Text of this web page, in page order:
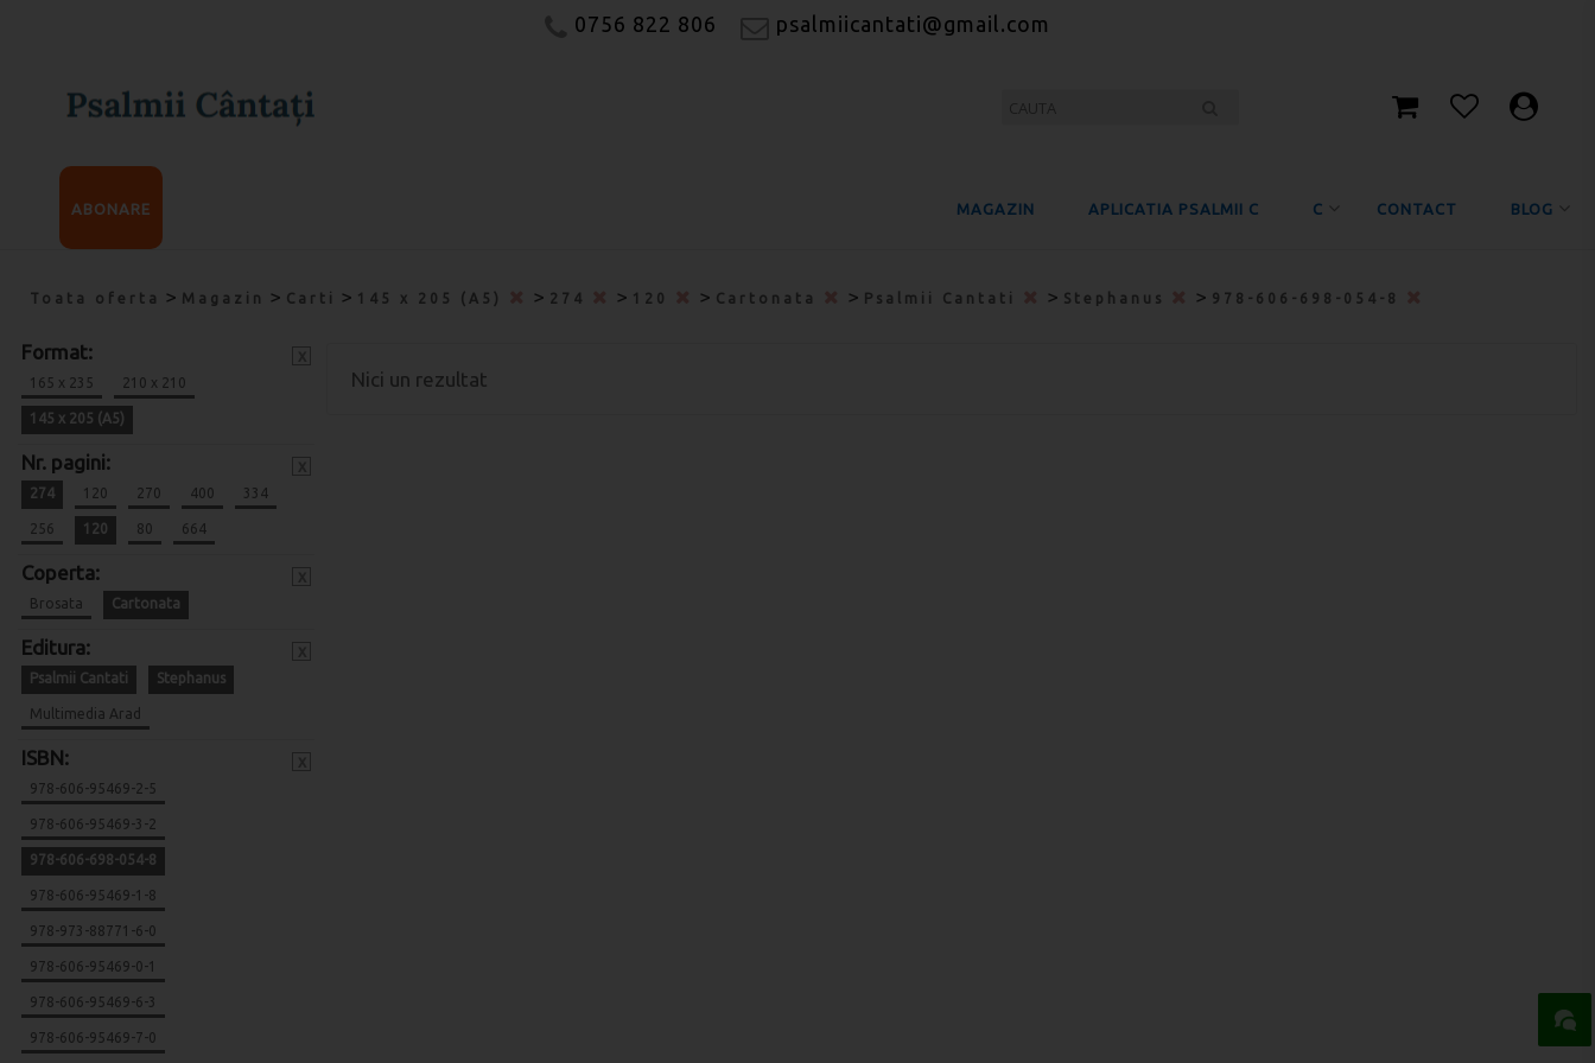
0756 822 806 psalmiicantati@gmail.com
MAGAZIN APLICATIA PSALMII C C CONTACT BLOG
ABONARE
Toata oferta > Magazin > Carti > 145 x 205 (A5) > 274 > 120 > Cartonata > Psalmii Cantati > Stephanus > 978-606-698-054-8
Format:
165 x 235 210 x 210
145 x 205 (A5)
Nr. pagini:
274 120 270 400 334
256 120 80 664
Coperta:
Brosata Cartonata
Editura:
Psalmii Cantati Stephanus
Multimedia Arad
ISBN:
978-606-95469-2-5
978-606-95469-3-2
978-606-698-054-8
978-606-95469-1-8
978-973-88771-6-0
978-606-95469-0-1
978-606-95469-6-3
978-606-95469-7-0
Nici un rezultat